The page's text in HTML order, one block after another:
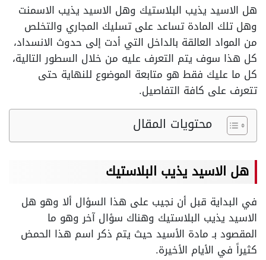
هل الاسيد يذيب البلاستيك وهل الاسيد يذيب الاسمنت
وهل تلك المادة تساعد على تسليك المجاري والتخلص
من المواد العالقة بالداخل التي أدت إلى حدوث الانسداد،
كل هذا سوف يتم التعرف عليه من خلال السطور التالية،
كل ما عليك فقط هو متابعة الموضوع للنهاية حتى
تتعرف على كافة التفاصيل.
محتويات المقال
هل الاسيد يذيب البلاستيك
في البداية قبل أن نجيب على هذا السؤال ألا وهو هل
الاسيد يذيب البلاستيك وهناك سؤال آخر وهو ما
المقصود بـ مادة الأسيد حيث يتم ذكر اسم هذا الحمض
كثيراً في الأيام الأخيرة.